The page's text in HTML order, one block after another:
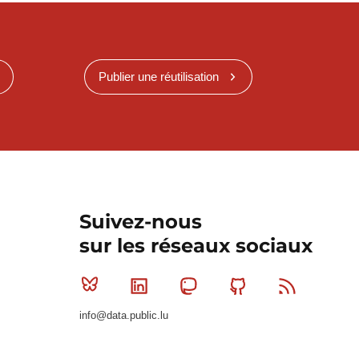
Publier une réutilisation
Suivez-nous
sur les réseaux sociaux
Bluesky Linkedin MastodonGithub
info@data.public.lu